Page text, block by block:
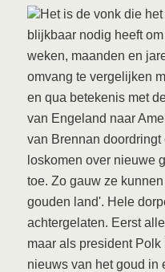
Het is de vonk die
blijkbaar nodig heeft
weken, maanden en
omvang te vergelijken
en qua betekenis met
van Engeland naar
van Brennan
loskomen over nieuwe
toe. Zo gauw ze
gouden land'. Hele
achtergelaten. Eerst
maar als president
nieuws van het goud in